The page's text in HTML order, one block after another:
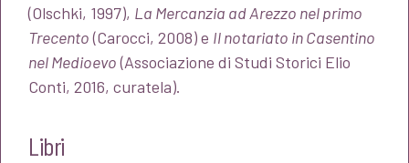
(Olschki, 1997), La Mercanzia ad Arezzo nel primo
Trecento(Carocci, 2008) e Il notariato in Casentino
nel Medioevo(Associazione di Studi Storici Elio
Conti, 2016, curatela).
Libri